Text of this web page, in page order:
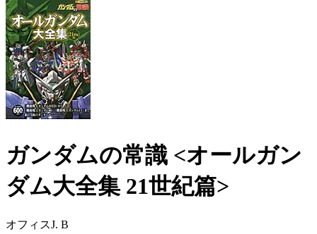
ガンダムの常識 <オールガン
ダム大全集 21世紀篇>
オフィスJ. B